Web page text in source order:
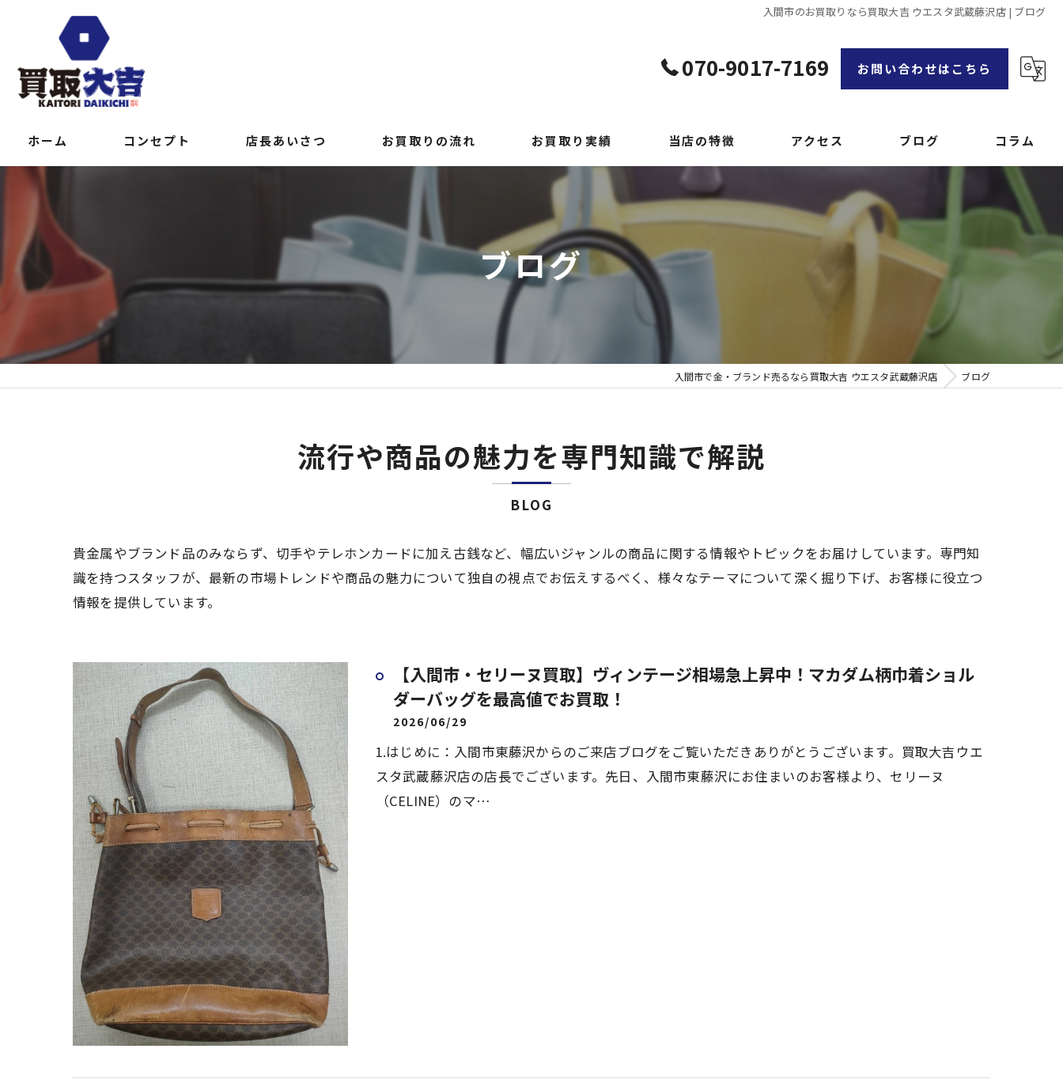
入間市のお買取りなら買取大吉 ウエスタ武蔵藤沢店 | ブログ
070-9017-7169 お問い合わせはこちら
ホーム コンセプト 店長あいさつ お買取りの流れ
よくある質問
お買取り実績 当店の特徴
貴金属
ブランド品
切手
不用品買取・遺品整理
アクセス ブログ コラム
ブログ
入間市で金・ブランド売るなら買取大吉 ウエスタ武蔵藤沢店 ブログ
流行や商品の魅力を専門知識で解説
BLOG
貴金属やブランド品のみならず、切手やテレホンカードに加え古銭など、幅広いジャンルの商品に関する情報やトピックをお届けしています。専門知
識を持つスタッフが、最新の市場トレンドや商品の魅力について独自の視点でお伝えするべく、様々なテーマについて深く掘り下げ、お客様に役立つ
情報を提供しています。
【入間市・セリーヌ買取】ヴィンテージ相場急上昇中！マカダム柄巾着ショル
ダーバッグを最高値でお買取！
2026/06/29
1.はじめに：入間市東藤沢からのご来店ブログをご覧いただきありがとうございます。買取大吉ウエ
スタ武蔵藤沢店の店長でございます。先日、入間市東藤沢にお住まいのお客様より、セリーヌ
（CELINE）のマ…